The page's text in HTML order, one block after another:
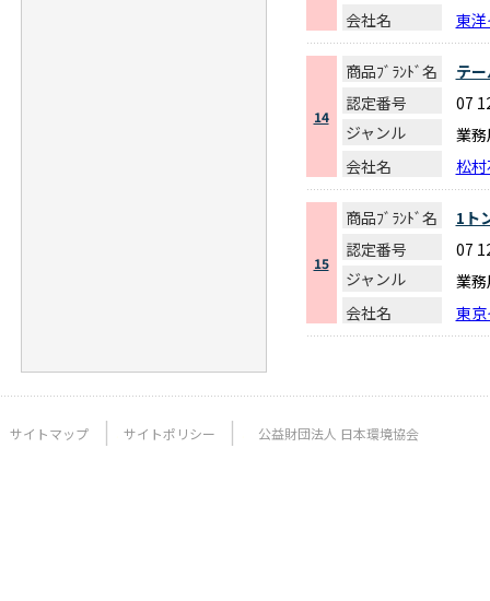
会社名
東
14
商品ﾌﾞﾗﾝﾄﾞ名
テ
認定番号
07
ジャンル
業
会社名
松
15
商品ﾌﾞﾗﾝﾄﾞ名
1ト
認定番号
07
ジャンル
業
会社名
東
サイトマップ サイトポリシー 公益財団法人 日本環境協会